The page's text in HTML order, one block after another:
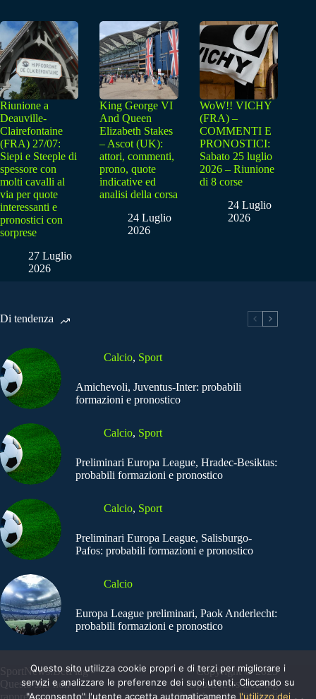
Riunione a
Deauville-
Clairefontaine
(FRA) 27/07:
Siepi e Steeple di
spessore con
molti cavalli al
via per quote
interessanti e
pronostici con
sorprese
27 Luglio
2026
King George VI
And Queen
Elizabeth Stakes
– Ascot (UK):
attori, commenti,
prono, quote
indicative ed
analisi della corsa
24 Luglio
2026
WoW!! VICHY
(FRA) –
COMMENTI E
PRONOSTICI:
Sabato 25 luglio
2026 – Riunione
di 8 corse
24 Luglio
2026
Di tendenza
Calcio, Sport
Amichevoli, Juventus-Inter: probabili
formazioni e pronostico
Calcio, Sport
Preliminari Europa League, Hradec-Besiktas:
probabili formazioni e pronostico
Calcio, Sport
Preliminari Europa League, Salisburgo-
Pafos: probabili formazioni e pronostico
Calcio
Europa League preliminari, Paok Anderlecht:
probabili formazioni e pronostico
SportNews.BetFlag -
Questo sito non
Copyright © 2025
SportNews BetFlag
Questo sito utilizza cookie propri e di terzi per migliorare i
servizi e analizzare le preferenze dei suoi utenti. Cliccando su
"Acconsento" l'utente accetta automaticamente l'utilizzo dei